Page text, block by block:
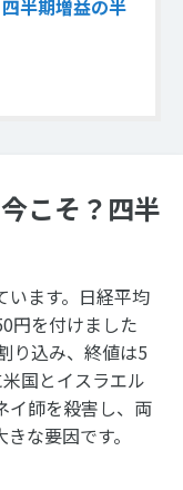
半期増益の半
こそ？四半
います。日経平均
円を付けました
り込み、終値は5
国とイスラエル
イ師を殺害し、両
な要因です。